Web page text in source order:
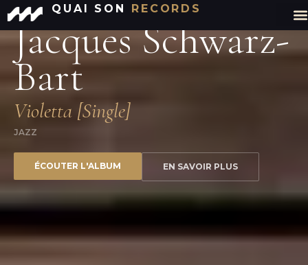
QUAI SON RECORDS
QUAI SON RECORDS DISTRIBUTION [PIAS]
Jacques Schwarz-
Bart
Violetta [Single]
JAZZ
ÉCOUTER L'ALBUM EN SAVOIR PLUS